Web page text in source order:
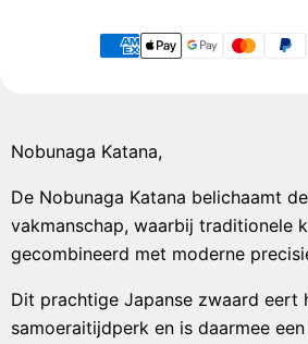
Nobunaga Katana,
De Nobunaga Katana belichaamt
vakmanschap, waarbij traditionele
gecombineerd met moderne
Dit prachtige Japanse zwaard eert
samoeraitijdperk en is daarmee